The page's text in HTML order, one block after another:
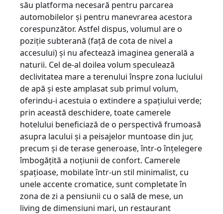
său platforma necesară pentru parcarea
automobilelor şi pentru manevrarea acestora
corespunzător. Astfel dispus, volumul are o
poziţie subterană (faţă de cota de nivel a
accesului) şi nu afectează imaginea generală a
naturii. Cel de-al doilea volum speculează
declivitatea mare a terenului înspre zona luciului
de apă şi este amplasat sub primul volum,
oferindu-i acestuia o extindere a spaţiului verde;
prin această deschidere, toate camerele
hotelului beneficiază de o perspectivă frumoasă
asupra lacului şi a peisajelor muntoase din jur,
precum şi de terase generoase, într-o înţelegere
îmbogăţită a noţiunii de confort. Camerele
spaţioase, mobilate într-un stil minimalist, cu
unele accente cromatice, sunt completate în
zona de zi a pensiunii cu o sală de mese, un
living de dimensiuni mari, un restaurant